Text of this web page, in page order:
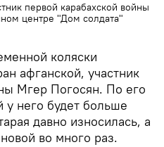
первой карабахской войны
центре "Дом солдата"
коляски
афганской, участник
Мгер Погосян. По его
у него будет больше
давно износилась, а
во много раз.